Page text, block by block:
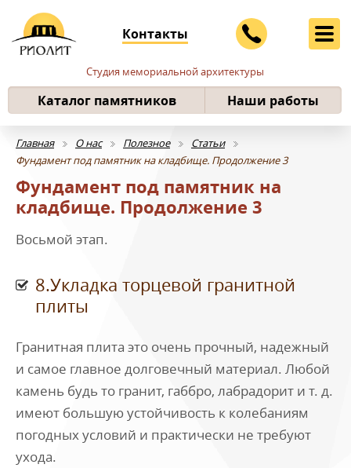
Контакты
Студия мемориальной архитектуры
Каталог памятников Наши работы
Главная О нас Полезное
Статьи
Фундамент под памятник на кладбище. Продолжение 3
Фундамент под памятник на
кладбище. Продолжение 3
Восьмой этап.
8.Укладка торцевой гранитной
плиты
Гранитная плита это очень прочный, надежный
и самое главное долговечный материал. Любой
камень будь то гранит, габбро, лабрадорит и т. д.
имеют большую устойчивость к колебаниям
погодных условий и практически не требуют
ухода.